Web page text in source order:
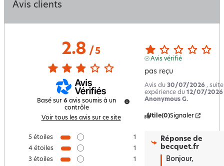
Avis clients
2.8/ 5
Basé sur 6 avis soumis à un
contrôle
Voir tous les avis sur ce site
5 étoiles
1
4 étoiles
1
3 étoiles
1
Avis vérifié
pas reçu
Avis du 30/07/2026 ,
expérience du 12/07/2026
Anonymous G.
Utile(0)Signaler
Réponse de
becquet.fr
Bonjour,